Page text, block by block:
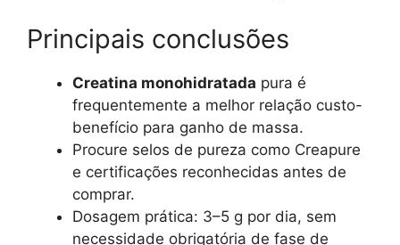
Principais conclusões
Creatina monohidratada pura é
frequentemente a melhor relação custo-
benefício para ganho de massa.
Procure selos de pureza como Creapure
e certificações reconhecidas antes de
comprar.
Dosagem prática: 3–5 g por dia, sem
necessidade obrigatória de fase de